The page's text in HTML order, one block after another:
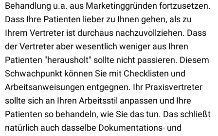
Behandlung u.a. aus Marketinggründen fortzusetzen.
Dass Ihre Patienten lieber zu Ihnen gehen, als zu
Ihrem Vertreter ist durchaus nachzuvollziehen. Dass
der Vertreter aber wesentlich weniger aus Ihren
Patienten "herausholt" sollte nicht passieren. Diesem
Schwachpunkt können Sie mit Checklisten und
Arbeitsanweisungen entgegnen. Ihr Praxisvertreter
sollte sich an Ihren Arbeitsstil anpassen und Ihre
Patienten so behandeln, wie Sie das tun. Das schließt
natürlich auch dasselbe Dokumentations- und